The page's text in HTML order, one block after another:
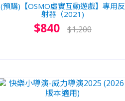
(預購)【OSMO虛實互動遊戲】專用反
射器（2021)
$840 $1,200